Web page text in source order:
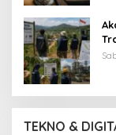
TEKNO &